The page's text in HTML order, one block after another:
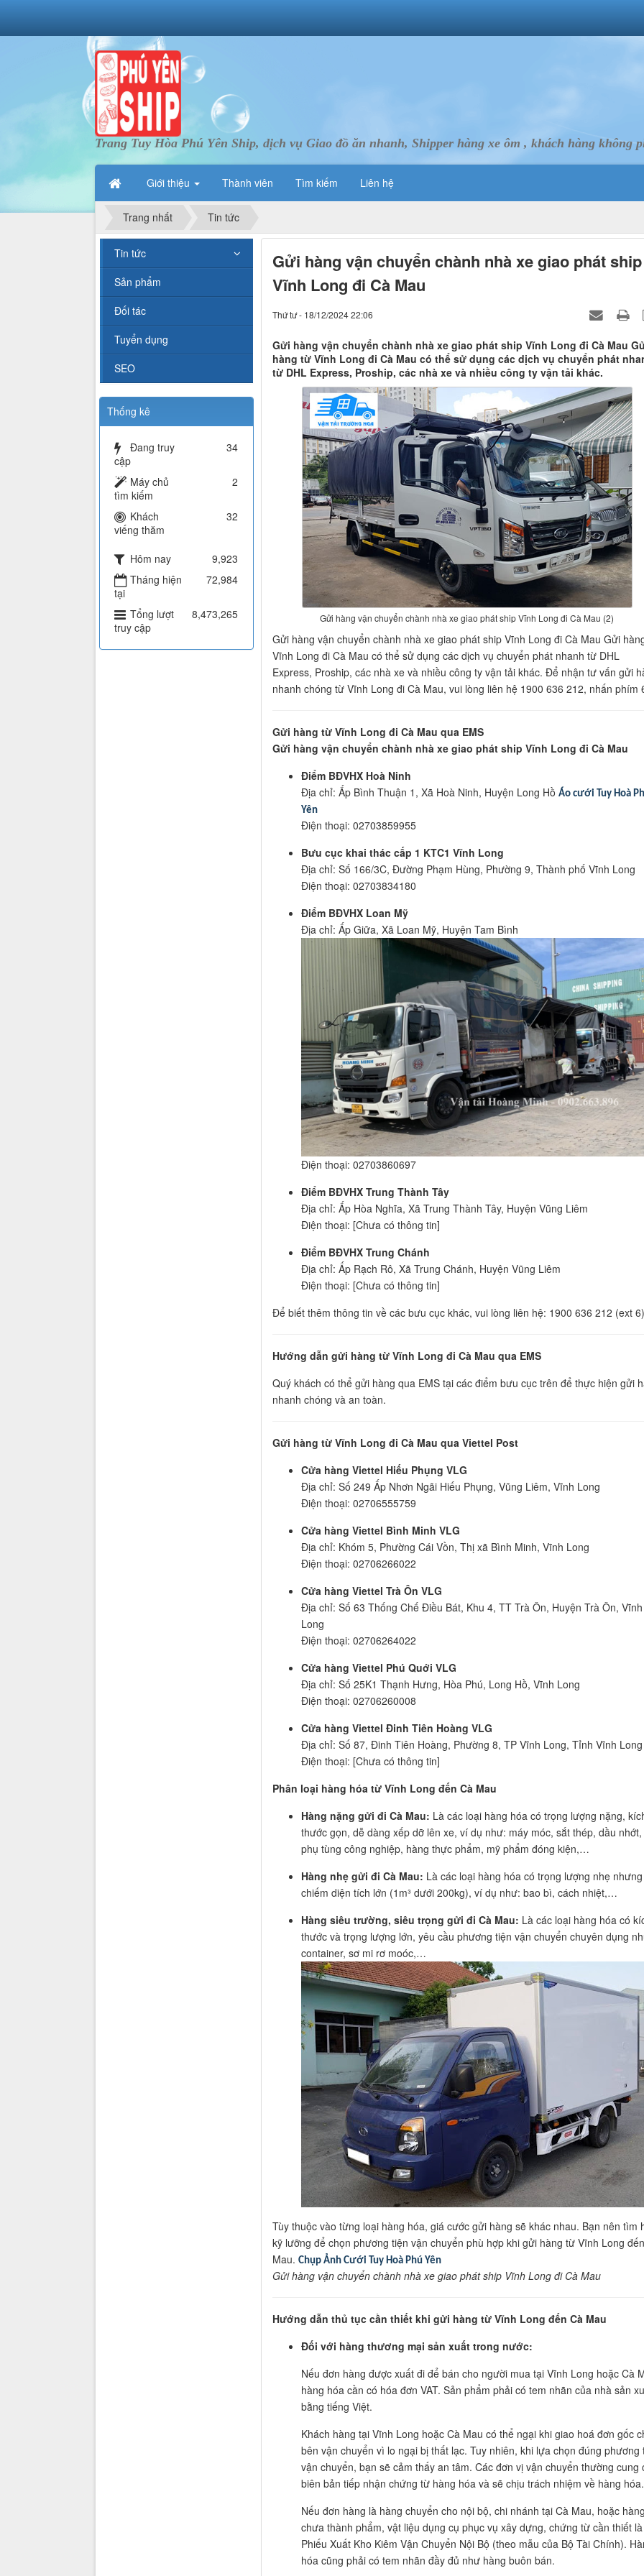
Trang Tuy Hòa Phú Yên Ship, dịch vụ Giao đồ ăn nhanh, Shipper hàng xe ôm , khách hàng không
Giới thiệu Thành viên Tìm kiếm Liên hệ
Trang nhất Tin tức
Gửi hàng vận chuyển chành nhà xe giao phát ship
Vĩnh Long đi Cà Mau
Thứ tư - 18/12/2024 22:06
Gửi hàng vận chuyển chành nhà xe giao phát ship Vĩnh Long đi Cà Mau
hàng từ Vĩnh Long đi Cà Mau có thể sử dụng các dịch vụ chuyển phát
từ DHL Express, Proship, các nhà xe và nhiều công ty vận tải khác.
Gửi hàng vận chuyển chành nhà xe giao phát ship Vĩnh Long đi Cà Mau (2)
Gửi hàng vận chuyển chành nhà xe giao phát ship Vĩnh Long đi Cà Mau Gửi
Vĩnh Long đi Cà Mau có thể sử dụng các dịch vụ chuyển phát nhanh từ DHL
Express, Proship, các nhà xe và nhiều công ty vận tải khác. Để nhận tư vấn gửi
nhanh chóng từ Vĩnh Long đi Cà Mau, vui lòng liên hệ 1900 636 212, nhấn phím
Gửi hàng từ Vĩnh Long đi Cà Mau qua EMS
Gửi hàng vận chuyển chành nhà xe giao phát ship Vĩnh Long đi Cà Mau
Điểm BĐVHX Hoà Ninh
Địa chỉ: Ấp Bình Thuận 1, Xã Hoà Ninh, Huyện Long Hồ Áo cưới Tuy Hoà
Yên
Điện thoại: 02703859955
Bưu cục khai thác cấp 1 KTC1 Vĩnh Long
Địa chỉ: Số 166/3C, Đường Phạm Hùng, Phường 9, Thành phố Vĩnh Long
Điện thoại: 02703834180
Điểm BĐVHX Loan Mỹ
Địa chỉ: Ấp Giữa, Xã Loan Mỹ, Huyện Tam Bình
Điện thoại: 02703860697
Điểm BĐVHX Trung Thành Tây
Địa chỉ: Ấp Hòa Nghĩa, Xã Trung Thành Tây, Huyện Vũng Liêm
Điện thoại: [Chưa có thông tin]
Điểm BĐVHX Trung Chánh
Địa chỉ: Ấp Rạch Rô, Xã Trung Chánh, Huyện Vũng Liêm
Điện thoại: [Chưa có thông tin]
Để biết thêm thông tin về các bưu cục khác, vui lòng liên hệ: 1900 636 212 (ext 6)
Hướng dẫn gửi hàng từ Vĩnh Long đi Cà Mau qua EMS
Quý khách có thể gửi hàng qua EMS tại các điểm bưu cục trên để thực hiện gửi
nhanh chóng và an toàn.
Gửi hàng từ Vĩnh Long đi Cà Mau qua Viettel Post
Cửa hàng Viettel Hiếu Phụng VLG
Địa chỉ: Số 249 Ấp Nhơn Ngãi Hiếu Phụng, Vũng Liêm, Vĩnh Long
Điện thoại: 02706555759
Cửa hàng Viettel Bình Minh VLG
Địa chỉ: Khóm 5, Phường Cái Vồn, Thị xã Bình Minh, Vĩnh Long
Điện thoại: 02706266022
Cửa hàng Viettel Trà Ôn VLG
Địa chỉ: Số 63 Thống Chế Điều Bát, Khu 4, TT Trà Ôn, Huyện Trà Ôn, Vĩnh
Long
Điện thoại: 02706264022
Cửa hàng Viettel Phú Quới VLG
Địa chỉ: Số 25K1 Thạnh Hưng, Hòa Phú, Long Hồ, Vĩnh Long
Điện thoại: 02706260008
Cửa hàng Viettel Đinh Tiên Hoàng VLG
Địa chỉ: Số 87, Đinh Tiên Hoàng, Phường 8, TP Vĩnh Long, Tỉnh Vĩnh Long
Điện thoại: [Chưa có thông tin]
Phân loại hàng hóa từ Vĩnh Long đến Cà Mau
Hàng nặng gửi đi Cà Mau: Là các loại hàng hóa có trọng lượng nặng,
thước gọn, dễ dàng xếp dỡ lên xe, ví dụ như: máy móc, sắt thép, dầu nhớt,
phụ tùng công nghiệp, hàng thực phẩm, mỹ phẩm đóng kiện,…
Hàng nhẹ gửi đi Cà Mau: Là các loại hàng hóa có trọng lượng nhẹ nhưng
chiếm diện tích lớn (1m³ dưới 200kg), ví dụ như: bao bì, cách nhiệt,…
Hàng siêu trường, siêu trọng gửi đi Cà Mau: Là các loại hàng hóa có
thước và trọng lượng lớn, yêu cầu phương tiện vận chuyển chuyên dụng
container, sơ mi rơ moóc,…
Tùy thuộc vào từng loại hàng hóa, giá cước gửi hàng sẽ khác nhau. Bạn nên tìm
kỹ lưỡng để chọn phương tiện vận chuyển phù hợp khi gửi hàng từ Vĩnh Long
Mau. Chụp Ảnh Cưới Tuy Hoà Phú Yên
Gửi hàng vận chuyển chành nhà xe giao phát ship Vĩnh Long đi Cà Mau
Hướng dẫn thủ tục cần thiết khi gửi hàng từ Vĩnh Long đến Cà Mau
Đối với hàng thương mại sản xuất trong nước:
Nếu đơn hàng được xuất đi để bán cho người mua tại Vĩnh Long hoặc Cà
hàng hóa cần có hóa đơn VAT. Sản phẩm phải có tem nhãn của nhà sản
bằng tiếng Việt.
Khách hàng tại Vĩnh Long hoặc Cà Mau có thể ngại khi giao hoá đơn gốc
bên vận chuyển vì lo ngại bị thất lạc. Tuy nhiên, khi lựa chọn đúng phương
vận chuyển, bạn sẽ cảm thấy an tâm. Các đơn vị vận chuyển thường cung
biên bản tiếp nhận chứng từ hàng hóa và sẽ chịu trách nhiệm về hàng hóa.
Nếu đơn hàng là hàng chuyển cho nội bộ, chi nhánh tại Cà Mau, hoặc
chưa thành phẩm, vật liệu dụng cụ phục vụ xây dựng, chứng từ cần thiết là
Phiếu Xuất Kho Kiêm Vận Chuyển Nội Bộ (theo mẫu của Bộ Tài Chính).
hóa cũng phải có tem nhãn đầy đủ như hàng buôn bán.
Tin tức
Sản phẩm
Đối tác
Tuyển dụng
SEO
Thống kê
Đang truy
cập
34
Máy chủ
tìm kiếm
2
Khách
viếng thăm
32
Hôm nay
9,923
Tháng hiện
tại
72,984
Tổng lượt
truy cập
8,473,265